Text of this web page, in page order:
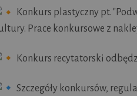
Konkurs plastyczny pt.
Prace konkursowe z
Konkurs recytatorski
Szczegóły konkursów,